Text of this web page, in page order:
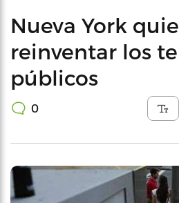
Nueva York
reinventar los
públicos
0